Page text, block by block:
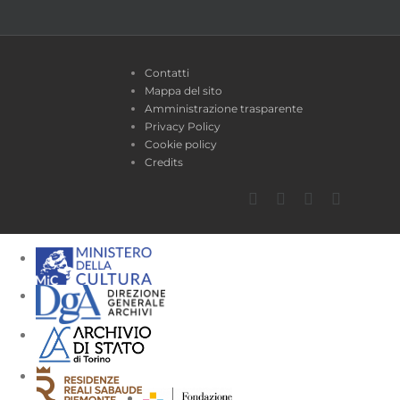
Contatti
Mappa del sito
Amministrazione trasparente
Privacy Policy
Cookie policy
Credits
Facebook
TwitterYouTube